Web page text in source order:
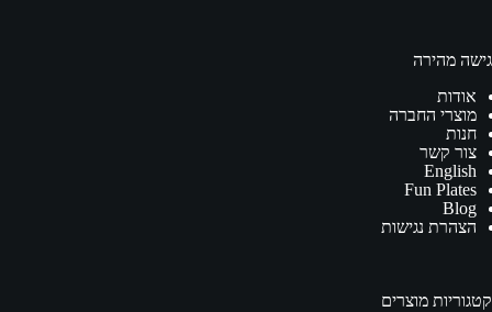
גישה מהירה
אודות
מוצרי החברה
חנות
צור קשר
English
Fun Plates
Blog
הצהרת נגישות
קטגוריות מוצרים